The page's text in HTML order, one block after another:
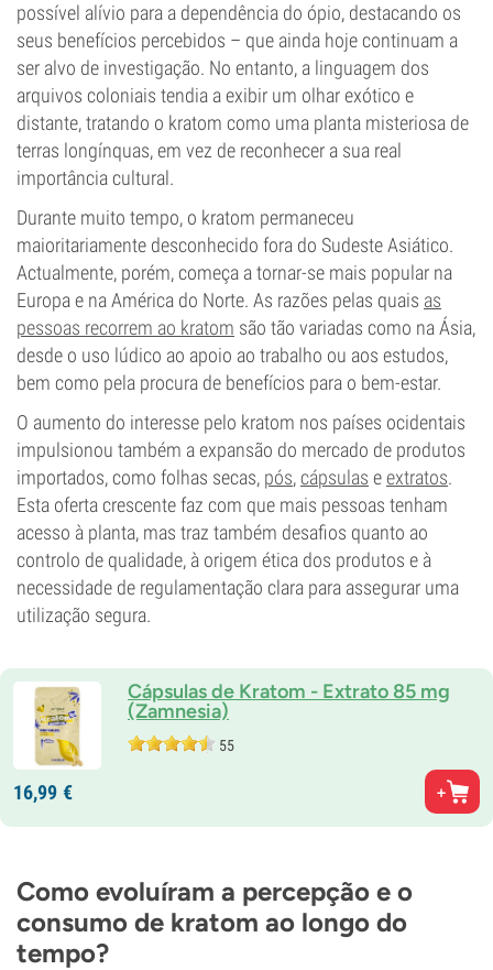
possível alívio para a dependência do ópio, destacando os
seus benefícios percebidos – que ainda hoje continuam a
ser alvo de investigação. No entanto, a linguagem dos
arquivos coloniais tendia a exibir um olhar exótico e
distante, tratando o kratom como uma planta misteriosa de
terras longínquas, em vez de reconhecer a sua real
importância cultural.
Durante muito tempo, o kratom permaneceu
maioritariamente desconhecido fora do Sudeste Asiático.
Actualmente, porém, começa a tornar-se mais popular na
Europa e na América do Norte. As razões pelas quais as
pessoas recorrem ao kratom são tão variadas como na Ásia,
desde o uso lúdico ao apoio ao trabalho ou aos estudos,
bem como pela procura de benefícios para o bem-estar.
O aumento do interesse pelo kratom nos países ocidentais
impulsionou também a expansão do mercado de produtos
importados, como folhas secas, pós,cápsulas eextratos.
Esta oferta cres­cente faz com que mais pessoas tenham
acesso à planta, mas traz também desafios quanto ao
controlo de qualidade, à origem ética dos produtos e à
necessidade de regulamentação clara para assegurar uma
utilização segura.
Cápsulas de Kratom - Extrato 85 mg
(Zamnesia)
55
16,99 €
Como evoluíram a percepção e o
consumo de kratom ao longo do
tempo?